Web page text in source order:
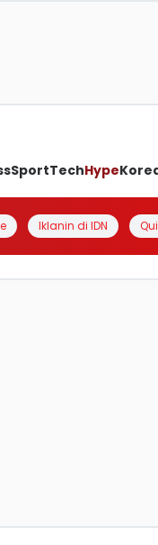
SportTechHype
Iklanin di IDN